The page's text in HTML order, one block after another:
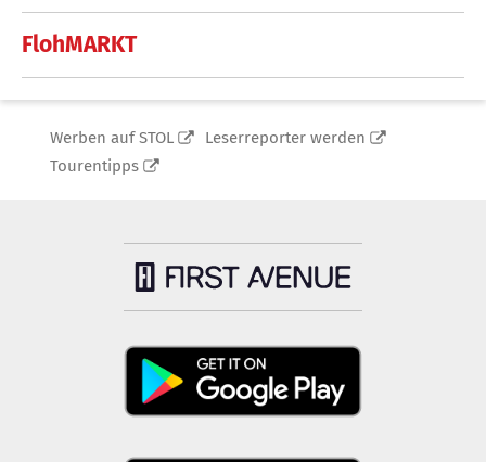
FlohMARKT
Werben auf STOL
Leserreporter werden
Tourentipps